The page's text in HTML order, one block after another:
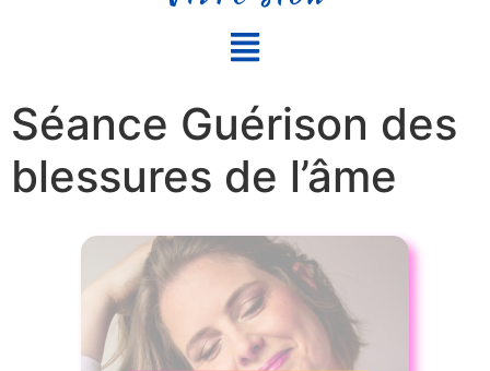
Séance Guérison des
blessures de l’âme